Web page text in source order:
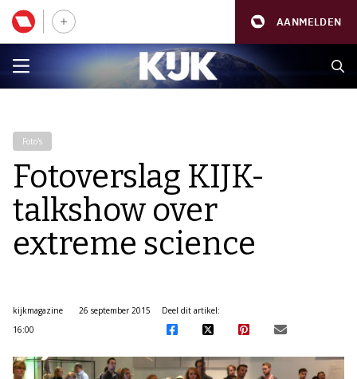
AANMELDEN
Foto's
Fotoverslag KIJK-
talkshow over
extreme science
kijkmagazine
26 september 2015
16:00
Deel dit artikel: